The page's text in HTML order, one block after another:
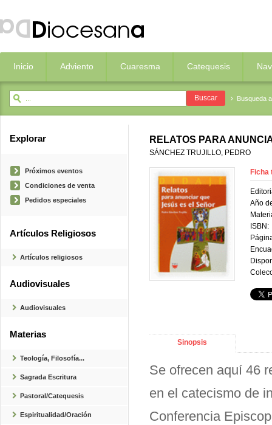
Inicio Adviento Cuaresma Catequesis
Busqueda
Explorar
Próximos eventos
Condiciones de venta
Pedidos especiales
Artículos Religiosos
Artículos religiosos
Audiovisuales
Audiovisuales
Materias
Teología, Filosofía...
Sagrada Escritura
Pastoral/Catequesis
Espiritualidad/Oración
RELATOS PARA
SÁNCHEZ TRUJILLO, PEDRO
Ficha
Año
ISBN:
Sinopsis
Se ofrecen aquí 46
en el catecismo de
Conferencia